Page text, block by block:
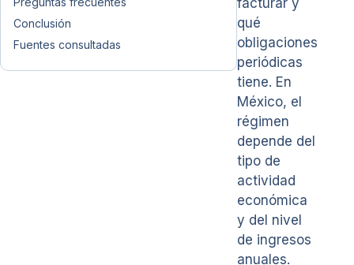
Conclusión
Fuentes consultadas
facturar y
qué
obligaciones
periódicas
tiene. En
México, el
régimen
depende del
tipo de
actividad
económica
y del nivel
de ingresos
anuales.